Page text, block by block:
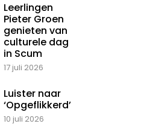
Leerlingen
Pieter Groen
genieten van
culturele dag
in Scum
17 juli 2026
Luister naar
‘Opgeflikkerd’
10 juli 2026